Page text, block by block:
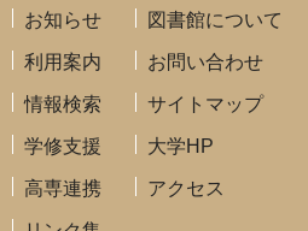
お知らせ
利用案内
情報検索
学修支援
高専連携
図書館について
お問い合わせ
サイトマップ
大学HP
アクセス